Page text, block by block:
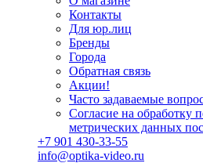
Контакты
Для юр.лиц
Бренды
Города
Обратная связь
Акции!
Часто задаваемые
Согласие на обработку
метрических данных
+7 901 430-33-55
info@optika-video.ru